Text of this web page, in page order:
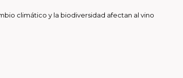
climático y la biodiversidad afectan al vino